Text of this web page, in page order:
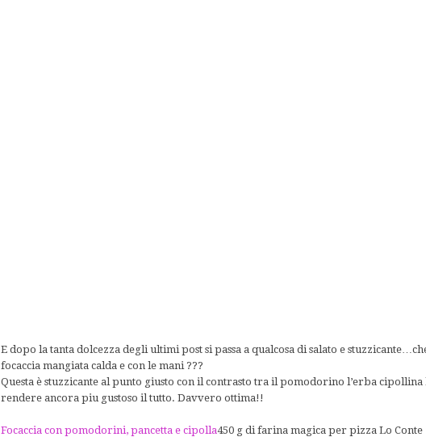
E dopo la tanta dolcezza degli ultimi post si passa a qualcosa di salato e
focaccia mangiata calda e con le mani ???
Questa è stuzzicante al punto giusto con il contrasto tra il pomodorino l’erba
rendere ancora piu gustoso il tutto. Davvero ottima!!
Focaccia con pomodorini, pancetta e cipolla450 g di farina magica per pizza Lo Conte